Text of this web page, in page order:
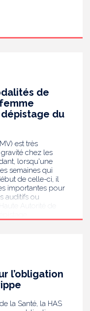
de
du
est très
chez les
lorsqu'une
semaines qui
de celle-ci, il
importantes pour
auditifs ou
de
professionnels
femmes
Objectif :
au futur bébé.
l’obligation
la Santé, la HAS